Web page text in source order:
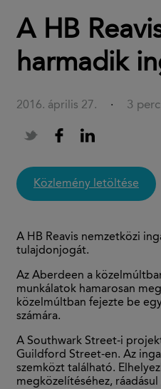
A HB
harmadik
2016. április 27. · 3
közlemény letöltése
A HB Reavis nemzetközi
tulajdonjogát.
Az Aberdeen a
munkálatok hamarosan
közelmúltban fejezte be
számára.
A Southwark Street-i
Guildford Street-en. Az
szemközt található.
megközelítéséhez,